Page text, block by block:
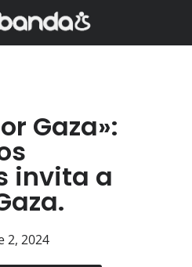
Gaza»:
invita a
2, 2024